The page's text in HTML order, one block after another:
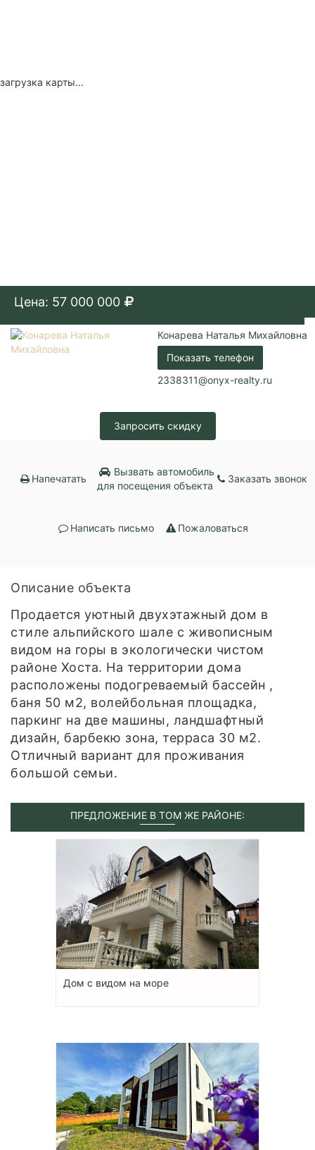
загрузка карты...
Цена: 57 000 000
Конарева Наталья Михайловна
Показать телефон
2338311@onyx-realty.ru
Запросить скидку
Напечатать
Вызвать автомобиль
для посещения объекта
Заказать звонок
Написать письмо Пожаловаться
Описание объекта
Продается уютный двухэтажный дом в
стиле альпийского шале с живописным
видом на горы в экологически чистом
районе Хоста. На территории дома
расположены подогреваемый бассейн ,
баня 50 м2, волейбольная площадка,
паркинг на две машины, ландшафтный
дизайн, барбекю зона, терраса 30 м2.
Отличный вариант для проживания
большой семьи.
ПРЕДЛОЖЕНИЕ В ТОМ ЖЕ РАЙОНЕ:
Дом с видом на море